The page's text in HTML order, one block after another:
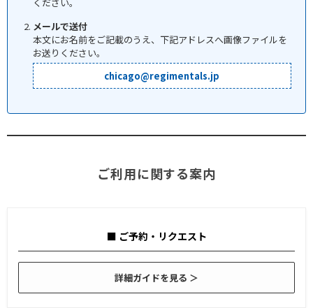
メールで送付
本文にお名前をご記載のうえ、下記アドレスへ画像ファイルを
お送りください。
chicago@regimentals.jp
ご利用に関する案内
■ ご予約・リクエスト
詳細ガイドを見る ＞